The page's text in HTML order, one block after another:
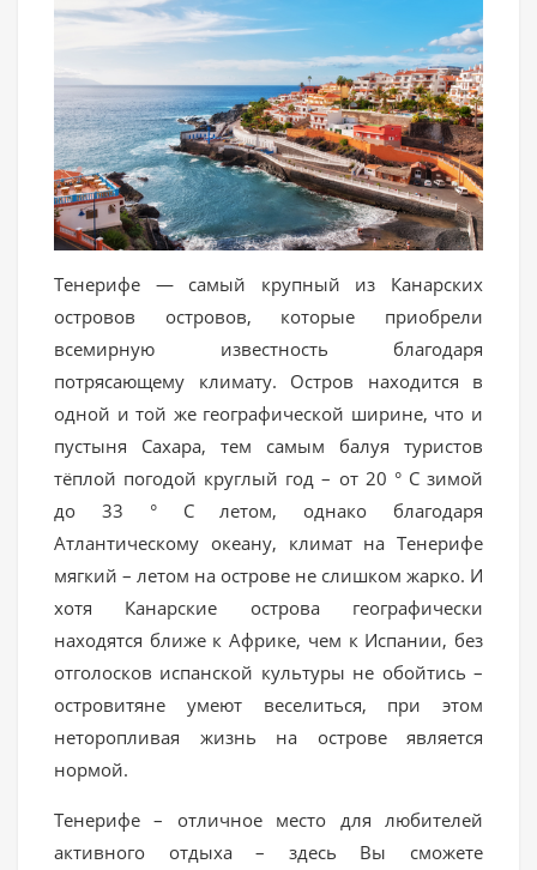
Тенерифе — самый крупный из Канарских
островов островов, которые приобрели
всемирную известность благодаря
потрясающему климату. Остров находится в
одной и той же географической ширине, что и
пустыня Сахара, тем самым балуя туристов
тёплой погодой круглый год – от 20 ° С зимой
до 33 ° С летом, однако благодаря
Атлантическому океану, климат на Тенерифе
мягкий – летом на острове не слишком жарко. И
хотя Канарские острова географически
находятся ближе к Африке, чем к Испании, без
отголосков испанской культуры не обойтись –
островитяне умеют веселиться, при этом
неторопливая жизнь на острове является
нормой.
Тенерифе – отличное место для любителей
активного отдыха – здесь Вы сможете